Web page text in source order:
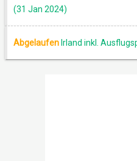
(31 Jan 2024)
Abgelaufen Irland inkl.